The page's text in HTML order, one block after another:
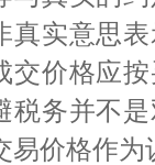
真实意思
交价格应
税务并不
易价格作为